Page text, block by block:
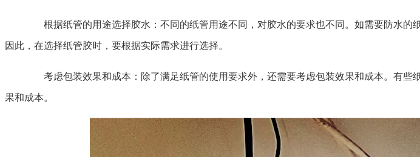
根据纸管的用途选择胶水：不同的纸管用途不同，对胶水的要求也不同。如需要防水的
因此，在选择纸管胶时，要根据实际需求进行选择。
考虑包装效果和成本：除了满足纸管的使用要求外，还需要考虑包装效果和成本。有些
果和成本。